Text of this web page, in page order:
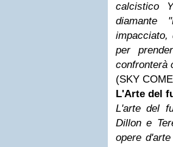
calcistico
diamante
per
confronterà
(SKY
L'Arte del
L'arte del
Dillon e
opere